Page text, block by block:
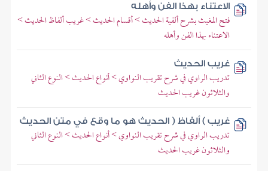
الاعتناء بهذا الفن وأهله
فتح المغيث بشرح ألفية الحديث > أقسام الحديث > غريب ألفاظ الحديث >
الاعتناء بهذا الفن وأهله
غريب الحديث
تدريب الراوي في شرح تقريب النواوي > أنواع الحديث > النوع الثاني
والثلاثون غريب الحديث
غريب ) ألفاظ ( الحديث هو ما وقع في متن الحديث
تدريب الراوي في شرح تقريب النواوي > أنواع الحديث > النوع الثاني
والثلاثون غريب الحديث